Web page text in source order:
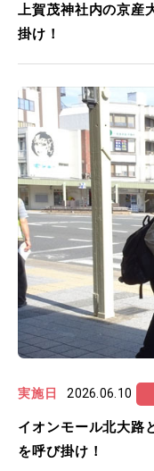
上賀茂神社内の京
掛け！
実施日 2026.06.10
イオンモール北大路
を呼び掛け！